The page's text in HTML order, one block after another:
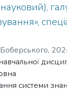
,
системи
від